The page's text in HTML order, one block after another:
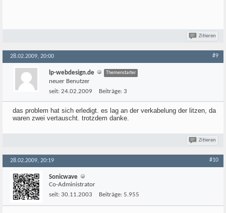
Zitieren
28.02.2009, 20:00 #9
lp-webdesign.de Themenstarter
neuer Benutzer
seit: 24.02.2009 Beiträge: 3
das problem hat sich erledigt. es lag an der verkabelung der litzen, da
waren zwei vertauscht. trotzdem danke.
Zitieren
28.02.2009, 20:19 #10
Sonicwave
Co-Administrator
seit: 30.11.2003 Beiträge: 5.955